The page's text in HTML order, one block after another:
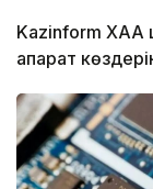
Kazinform ХАА
ақпарат